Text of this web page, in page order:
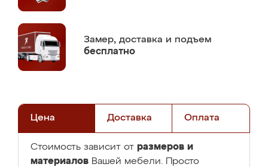
Замер, доставка и подъем
бесплатно
Цена Доставка Оплата
Стоимость зависит от размеров и
материалов Вашей мебели. Просто